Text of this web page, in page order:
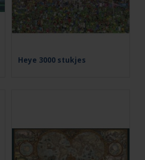
Heye 3000 stukjes